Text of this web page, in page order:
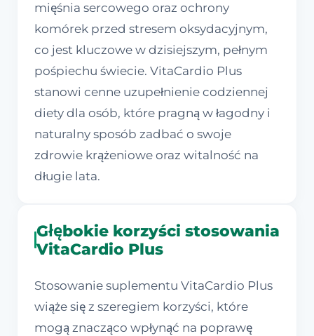
mięśnia sercowego oraz ochrony
komórek przed stresem oksydacyjnym,
co jest kluczowe w dzisiejszym, pełnym
pośpiechu świecie. VitaCardio Plus
stanowi cenne uzupełnienie codziennej
diety dla osób, które pragną w łagodny i
naturalny sposób zadbać o swoje
zdrowie krążeniowe oraz witalność na
długie lata.
Głębokie korzyści stosowania
VitaCardio Plus
Stosowanie suplementu VitaCardio Plus
wiąże się z szeregiem korzyści, które
mogą znacząco wpłynąć na poprawę